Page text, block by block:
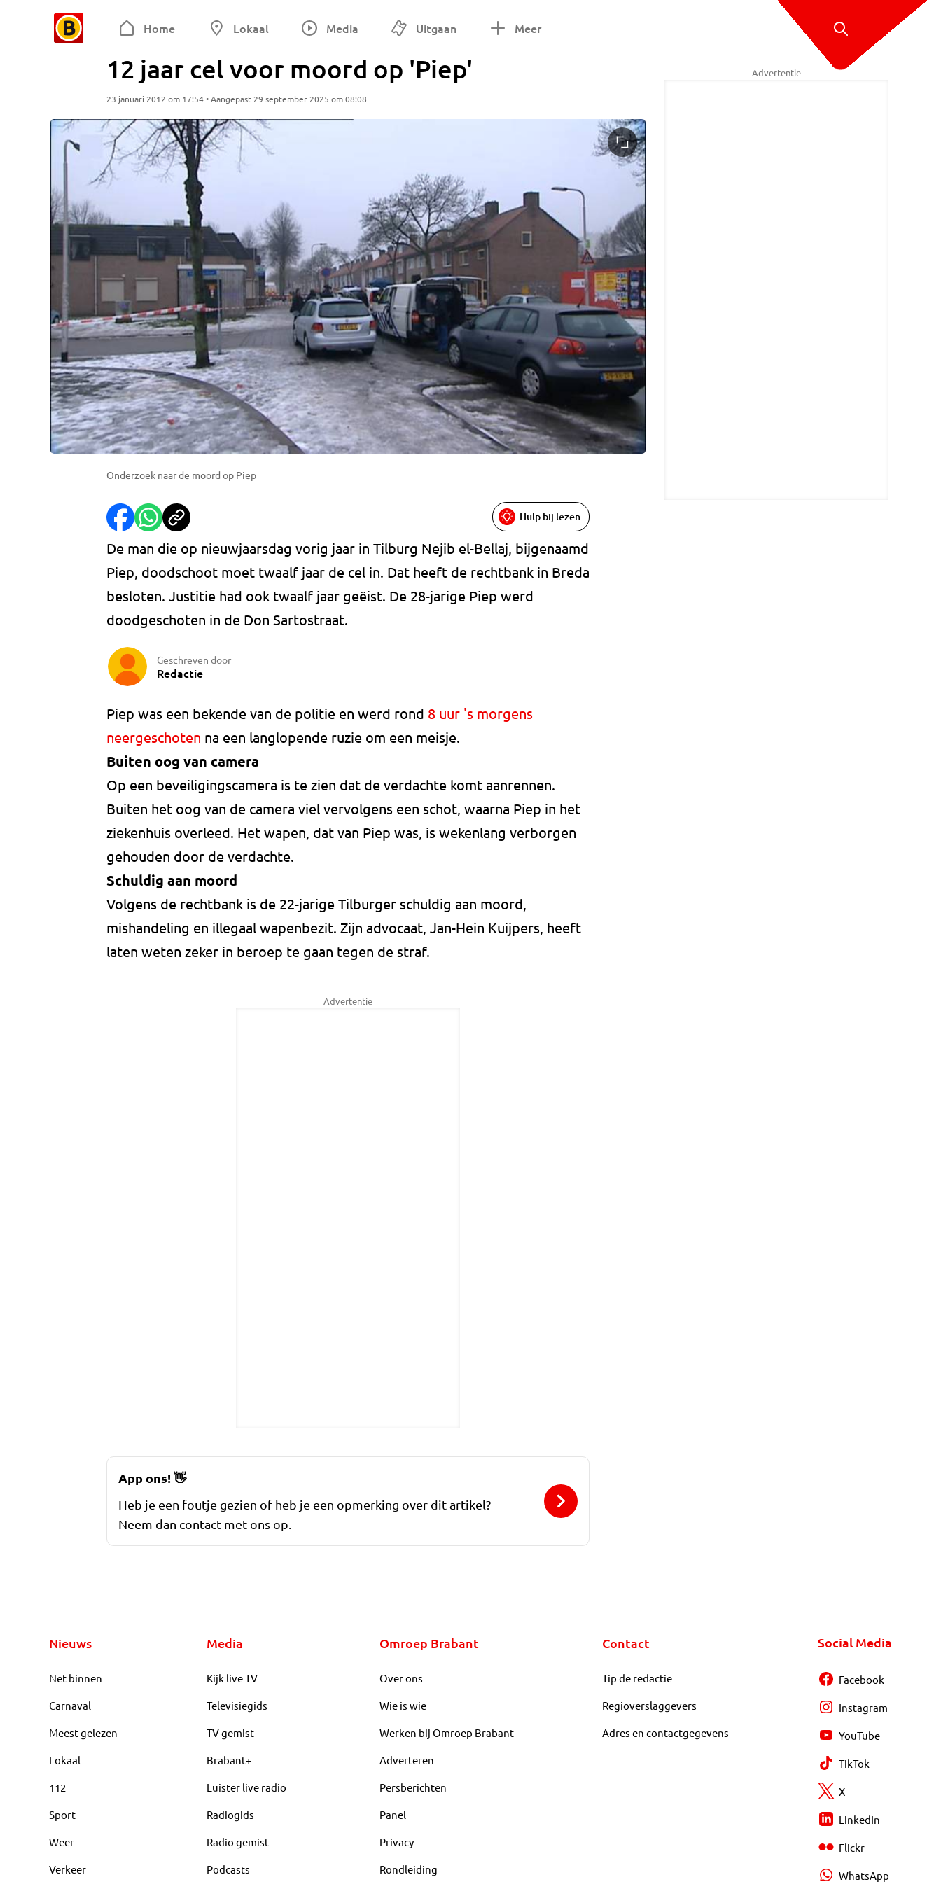
Home Lokaal Media Uitgaan Meer
12 jaar cel voor moord op 'Piep'
23 januari 2012 om 17:54 • Aangepast 29 september 2025 om 08:08
Onderzoek naar de moord op Piep
Hulp bij lezen
De man die op nieuwjaarsdag vorig jaar in Tilburg Nejib el-Bellaj, bijgenaamd
Piep, doodschoot moet twaalf jaar de cel in. Dat heeft de rechtbank in Breda
besloten. Justitie had ook twaalf jaar geëist. De 28-jarige Piep werd
doodgeschoten in de Don Sartostraat.
Geschreven door
Redactie
Piep was een bekende van de politie en werd rond 8 uur 's morgens
neergeschoten na een langlopende ruzie om een meisje.
Buiten oog van camera
Op een beveiligingscamera is te zien dat de verdachte komt aanrennen.
Buiten het oog van de camera viel vervolgens een schot, waarna Piep in het
ziekenhuis overleed. Het wapen, dat van Piep was, is wekenlang verborgen
gehouden door de verdachte.
Schuldig aan moord
Volgens de rechtbank is de 22-jarige Tilburger schuldig aan moord,
mishandeling en illegaal wapenbezit. Zijn advocaat, Jan-Hein Kuijpers, heeft
laten weten zeker in beroep te gaan tegen de straf.
Advertentie
Advertentie
App ons!👋
Heb je een foutje gezien of heb je een opmerking over dit artikel?
Neem dan contact met ons op.
Nieuws
Net binnen
Carnaval
Meest gelezen
Lokaal
112
Sport
Weer
Verkeer
Media
Kijk live TV
Televisiegids
TV gemist
Brabant+
Luister live radio
Radiogids
Radio gemist
Podcasts
Omroep Brabant
Over ons
Wie is wie
Werken bij Omroep Brabant
Adverteren
Persberichten
Panel
Privacy
Rondleiding
Contact
Tip de redactie
Regioverslaggevers
Adres en contactgegevens
Social Media
Facebook
Instagram
YouTube
TikTok
X
LinkedIn
Flickr
WhatsApp